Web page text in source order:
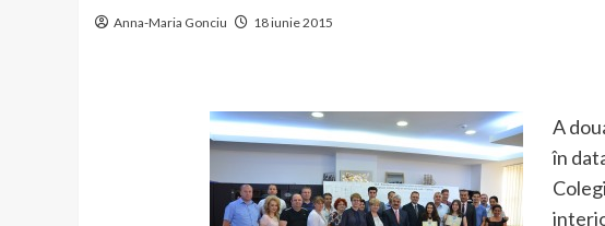
Anna-Maria Gonciu 18 iunie 2015
A
în